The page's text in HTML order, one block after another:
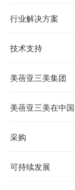
行业解决方案
技术支持
美蓓亚三美集团
美蓓亚三美在中国
采购
可持续发展